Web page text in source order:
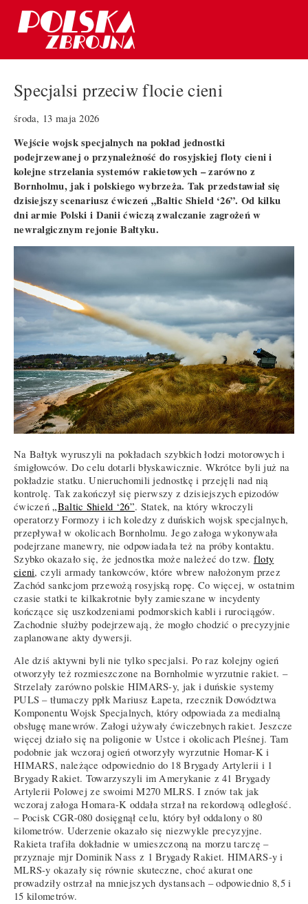
Specjalsi przeciw flocie cieni
środa, 13 maja 2026
Wejście wojsk specjalnych na pokład jednostki
podejrzewanej o przynależność do rosyjskiej floty cieni i
kolejne strzelania systemów rakietowych – zarówno z
Bornholmu, jak i polskiego wybrzeża. Tak przedstawiał się
dzisiejszy scenariusz ćwiczeń „Baltic Shield ‘26”. Od kilku
dni armie Polski i Danii ćwiczą zwalczanie zagrożeń w
newralgicznym rejonie Bałtyku.
Na Bałtyk wyruszyli na pokładach szybkich łodzi motorowych i
śmigłowców. Do celu dotarli błyskawicznie. Wkrótce byli już na
pokładzie statku. Unieruchomili jednostkę i przejęli nad nią
kontrolę. Tak zakończył się pierwszy z dzisiejszych epizodów
ćwiczeń „Baltic Shield ‘26”. Statek, na który wkroczyli
operatorzy Formozy i ich koledzy z duńskich wojsk specjalnych,
przepływał w okolicach Bornholmu. Jego załoga wykonywała
podejrzane manewry, nie odpowiadała też na próby kontaktu.
Szybko okazało się, że jednostka może należeć do tzw. floty
cieni, czyli armady tankowców, które wbrew nałożonym przez
Zachód sankcjom przewożą rosyjską ropę. Co więcej, w ostatnim
czasie statki te kilkakrotnie były zamieszane w incydenty
kończące się uszkodzeniami podmorskich kabli i rurociągów.
Zachodnie służby podejrzewają, że mogło chodzić o precyzyjnie
zaplanowane akty dywersji.
Ale dziś aktywni byli nie tylko specjalsi. Po raz kolejny ogień
otworzyły też rozmieszczone na Bornholmie wyrzutnie rakiet. –
Strzelały zarówno polskie HIMARS-y, jak i duńskie systemy
PULS – tłumaczy ppłk Mariusz Łapeta, rzecznik Dowództwa
Komponentu Wojsk Specjalnych, który odpowiada za medialną
obsługę manewrów. Załogi używały ćwiczebnych rakiet. Jeszcze
więcej działo się na poligonie w Ustce i okolicach Pleśnej. Tam
podobnie jak wczoraj ogień otworzyły wyrzutnie Homar-K i
HIMARS, należące odpowiednio do 18 Brygady Artylerii i 1
Brygady Rakiet. Towarzyszyli im Amerykanie z 41 Brygady
Artylerii Polowej ze swoimi M270 MLRS. I znów tak jak
wczoraj załoga Homara-K oddała strzał na rekordową odległość.
– Pocisk CGR-080 dosięgnął celu, który był oddalony o 80
kilometrów. Uderzenie okazało się niezwykle precyzyjne.
Rakieta trafiła dokładnie w umieszczoną na morzu tarczę –
przyznaje mjr Dominik Nass z 1 Brygady Rakiet. HIMARS-y i
MLRS-y okazały się równie skuteczne, choć akurat one
prowadziły ostrzał na mniejszych dystansach – odpowiednio 8,5 i
15 kilometrów.